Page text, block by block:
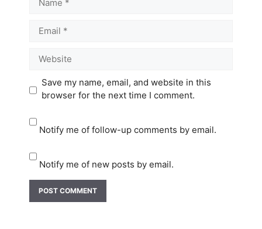
Email
Website
Save my name, email, and website in this
browser for the next time I comment.
Notify me of follow-up comments by email.
Notify me of new posts by email.